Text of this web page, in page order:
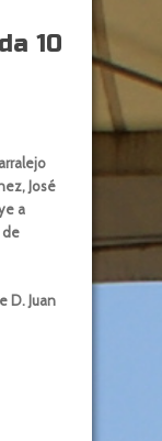
10
José
a
de
D. Juan